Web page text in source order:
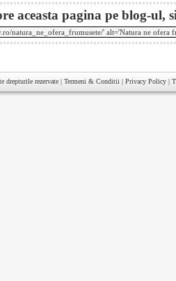
aceasta pagina pe blog-ul,
drepturile rezervate | Termeni & Conditii | Privacy Policy |